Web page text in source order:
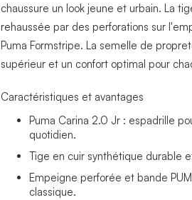
chaussure un look jeune et urbain. La
rehaussée par des perforations sur
Puma Formstripe. La semelle de
supérieur et un confort optimal pour
Caractéristiques et avantages
Puma Carina 2.0 Jr : espadrille
quotidien.
Tige en cuir synthétique durable
Empeigne perforée et bande
classique.